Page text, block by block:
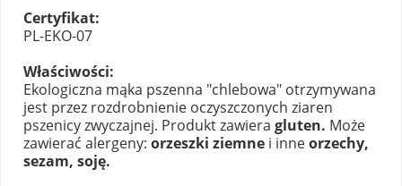
Certyfikat:
PL-EKO-07
Właściwości:
Ekologiczna mąka pszenna "chlebowa" otrzymywana
jest przez rozdrobnienie oczyszczonych ziaren
pszenicy zwyczajnej. Produkt zawiera gluten. Może
zawierać alergeny: orzeszki ziemne i inneorzechy,
sezam, soję.